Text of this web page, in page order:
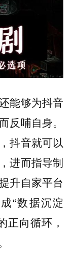
能够为抖音
反哺自身。
抖音就可以
进而指导制
升自家平台
“数据沉淀
向循环，